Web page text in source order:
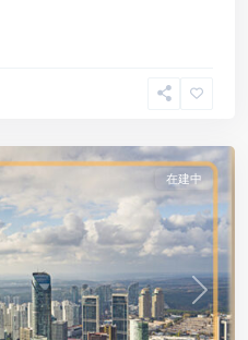
Next
在建中